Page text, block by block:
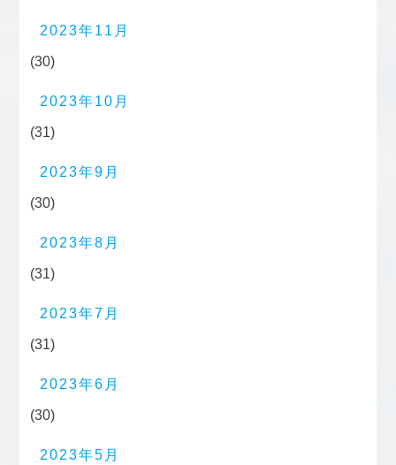
2023年11月
(30)
2023年10月
(31)
2023年9月
(30)
2023年8月
(31)
2023年7月
(31)
2023年6月
(30)
2023年5月